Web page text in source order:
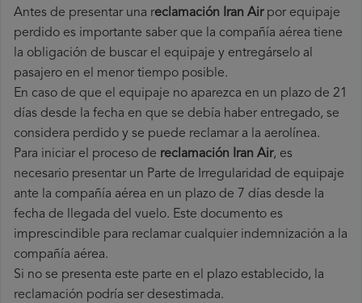
Antes de presentar una reclamación Iran Airpor equipaje
perdido es importante saber que la compañía aérea tiene
la obligación de buscar el equipaje y entregárselo al
pasajero en el menor tiempo posible.
En caso de que el equipaje no aparezca en un plazo de 21
días desde la fecha en que se debía haber entregado, se
considera perdido y se puede reclamar a la aerolínea.
Para iniciar el proceso de reclamación Iran Air, es
necesario presentar un Parte de Irregularidad de equipaje
ante la compañía aérea en un plazo de 7 días desde la
fecha de llegada del vuelo. Este documento es
imprescindible para reclamar cualquier indemnización a la
compañía aérea.
Si no se presenta este parte en el plazo establecido, la
reclamación podría ser desestimada.